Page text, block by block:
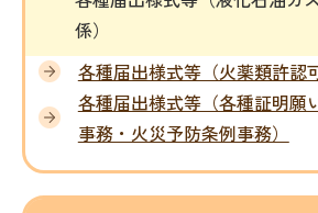
係）
各種届出様­式等（火薬類許認
各種届出様­式等（各種証明願
事務・火災予防条例事務）